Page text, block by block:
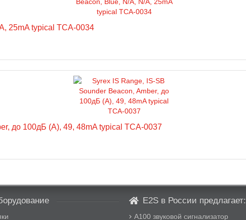
25mA typical TCA-0034
до 100дБ (A), 49, 48mA typical TCA-0037
E2S в России предлагает:
A100 звуковой сигнализатор